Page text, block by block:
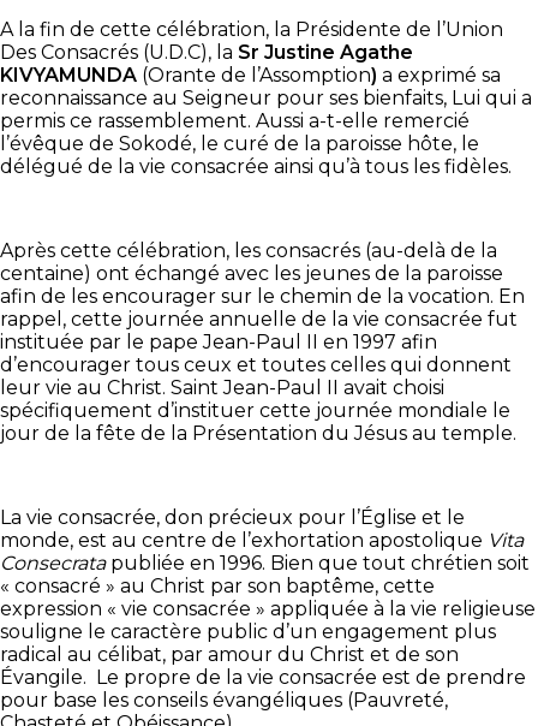
A la fin de cette célébration, la Présidente de l’Union
Des Consacrés (U.D.C), la Sr Justine Agathe
KIVYAMUNDA (Orante de l’Assomption) a exprimé sa
reconnaissance au Seigneur pour ses bienfaits, Lui qui a
permis ce rassemblement. Aussi a-t-elle remercié
l’évêque de Sokodé, le curé de la paroisse hôte, le
délégué de la vie consacrée ainsi qu’à tous les fidèles.
Après cette célébration, les consacrés (au-delà de la
centaine) ont échangé avec les jeunes de la paroisse
afin de les encourager sur le chemin de la vocation. En
rappel, cette journée annuelle de la vie consacrée fut
instituée par le pape Jean-Paul II en 1997 afin
d’encourager tous ceux et toutes celles qui donnent
leur vie au Christ. Saint Jean-Paul II avait choisi
spécifiquement d’instituer cette journée mondiale le
jour de la fête de la Présentation du Jésus au temple.
La vie consacrée, don précieux pour l’Église et le
monde, est au centre de l’exhortation apostolique Vita
Consecratapubliée en 1996. Bien que tout chrétien soit
« consacré » au Christ par son baptême, cette
expression « vie consacrée » appliquée à la vie religieuse
souligne le caractère public d’un engagement plus
radical au célibat, par amour du Christ et de son
Évangile. Le propre de la vie consacrée est de prendre
pour base les conseils évangéliques (Pauvreté,